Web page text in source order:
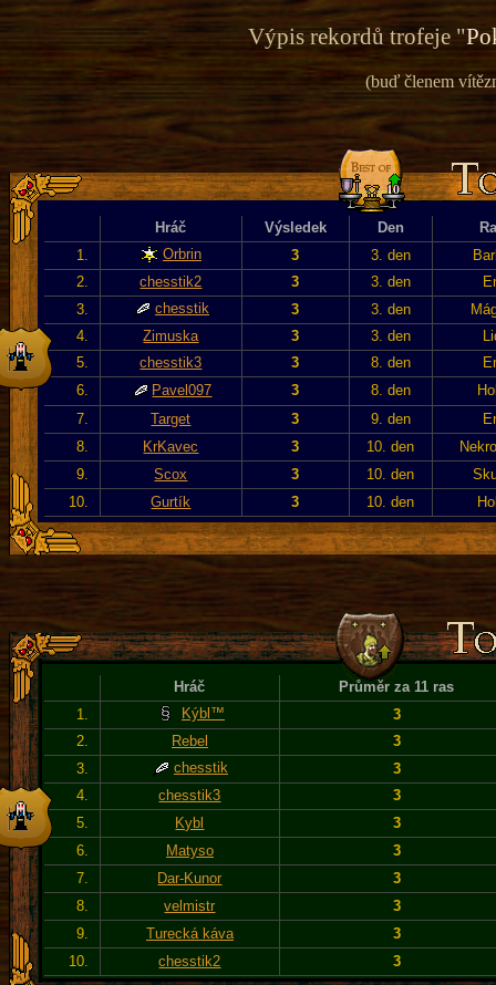
Výpis rekordů trofeje "
(buď členem
Hráč Výsledek Den
1.
Orbrin 3 3. den
2.
chesstik2 3 3. den
3.
chesstik 3 3. den
4.
Zimuska 3 3. den
5.
chesstik3 3 8. den
6.
Pavel097 3 8. den
7.
Target 3 9. den
8.
KrKavec 3 10. den
9.
Scox 3 10. den
10.
Gurtík 3 10. den
Hráč
Průměr za 11 ras
1.
Kýbl™
3
2.
Rebel
3
3.
chesstik
3
4.
chesstik3
3
5.
Kybl
3
6.
Matyso
3
7.
Dar-Kunor
3
8.
velmistr
3
9.
Turecká káva
3
10.
chesstik2 3